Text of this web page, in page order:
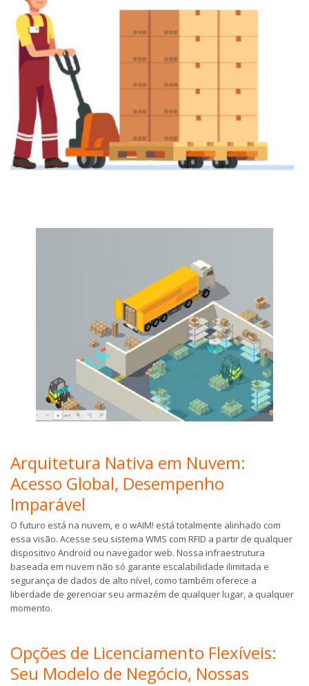
Arquitetura Nativa em Nuvem:
Acesso Global, Desempenho
Imparável
O futuro está na nuvem, e o wAIM! está totalmente alinhado com
essa visão. Acesse seu sistema WMS com RFID a partir de qualquer
dispositivo Android ou navegador web. Nossa infraestrutura
baseada em nuvem não só garante escalabilidade ilimitada e
segurança de dados de alto nível, como também oferece a
liberdade de gerenciar seu armazém de qualquer lugar, a qualquer
momento.
Opções de Licenciamento Flexíveis:
Seu Modelo de Negócio, Nossas